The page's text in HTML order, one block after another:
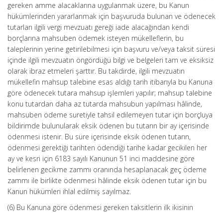
gereken amme alacaklarına uygulanmak üzere, bu Kanun
hükümlerinden yararlanmak için başvuruda bulunan ve ödenecek
tutarları ilgili vergi mevzuatı gereği iade alacağından kendi
borçlarına mahsuben ödemek isteyen mükelleflerin, bu
taleplerinin yerine getirilebilmesi için başvuru ve/veya taksit süresi
içinde ilgili mevzuatın öngördüğü bilgi ve belgeleri tam ve eksiksiz
olarak ibraz etmeleri şarttır. Bu takdirde, ilgili mevzuatın
mükellefin mahsup talebine esas aldığı tarih itibarıyla bu Kanuna
göre ödenecek tutara mahsup işlemleri yapılır; mahsup talebine
konu tutardan daha az tutarda mahsubun yapılması hâlinde,
mahsuben ödeme suretiyle tahsil edilemeyen tutar için borçluya
bildirimde bulunularak eksik ödenen bu tutarın bir ay içerisinde
ödenmesi istenir. Bu süre içerisinde eksik ödenen tutarın,
ödenmesi gerektiği tarihten ödendiği tarihe kadar gecikilen her
ay ve kesri için 6183 sayılı Kanunun 51 inci maddesine göre
belirlenen gecikme zammı oranında hesaplanacak geç ödeme
zammı ile birlikte ödenmesi hâlinde eksik ödenen tutar için bu
Kanun hükümleri ihlal edilmiş sayılmaz.
(6) Bu Kanuna göre ödenmesi gereken taksitlerin ilk ikisinin